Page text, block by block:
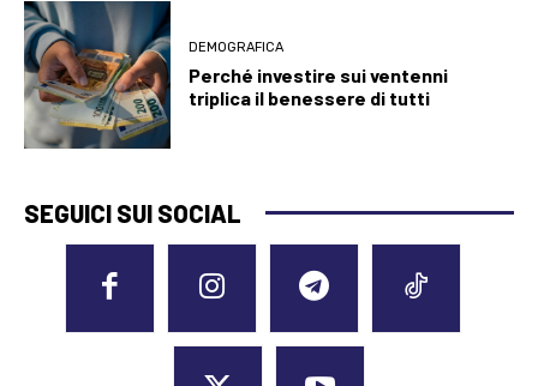
DEMOGRAFICA
Perché investire sui ventenni
triplica il benessere di tutti
SEGUICI SUI SOCIAL